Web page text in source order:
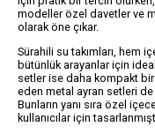
modeller özel davetler ve
olarak öne çıkar.
Sürahili su takımları, hem
bütünlük arayanlar için
setler ise daha kompakt
eden metal ayran setleri
Bunların yanı sıra özel
kullanıcılar için